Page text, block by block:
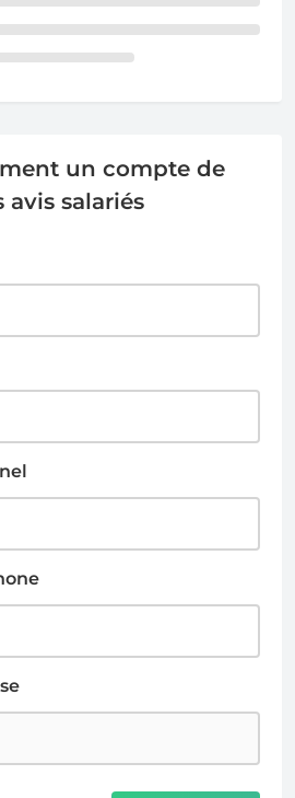
un compte de
salariés